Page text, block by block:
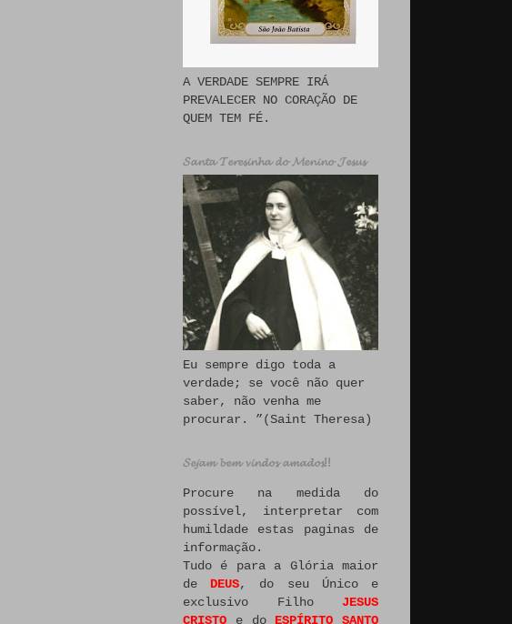
A VERDADE SEMPRE IRÁ
PREVALECER NO CORAÇÃO DE
QUEM TEM FÉ.
𝓢𝓪𝓷𝓽𝓪 𝓣𝓮𝓻𝓮𝓼𝓲𝓷𝓱𝓪 𝓭𝓸 𝓜𝓮𝓷𝓲𝓷𝓸 𝓙𝓮𝓼𝓾𝓼
Eu sempre digo toda a
verdade; se você não quer
saber, não venha me
procurar. ”(Saint Theresa)
𝓢𝓮𝓳𝓪𝓶 𝓫𝓮𝓶 𝓿𝓲𝓷𝓭𝓸𝓼 𝓪𝓶𝓪𝓭𝓸𝓼!!
Procure na medida do
possível, interpretar com
humildade estas paginas de
informação.
Tudo é para a Glória maior
de DEUS, do seu Único e
exclusivo Filho JESUS
CRISTO e do ESPÍRITO SANTO